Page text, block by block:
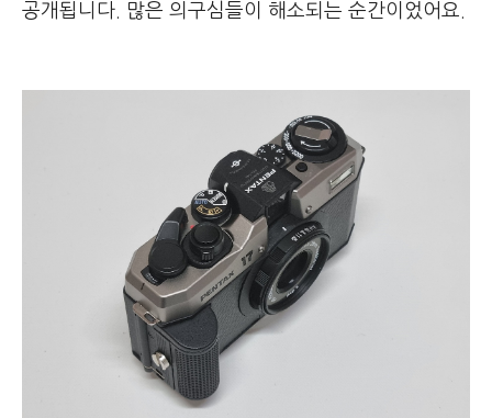
공개됩니다. 많은 의구심들이 해소되는 순간이었어요.